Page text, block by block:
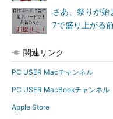
さあ、祭りが
7で盛り上がる
関連リンク
PC USER Macチャンネル
PC USER MacBookチャンネル
Apple Store